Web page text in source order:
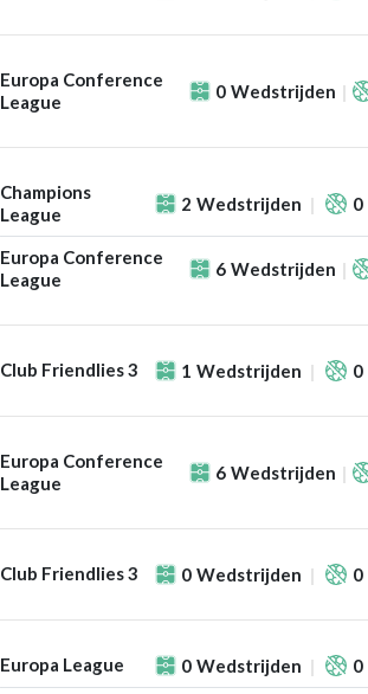
Europa Conference
League
0 Wedstrijden
Champions
League
2 Wedstrijden 0
Europa Conference
League
6 Wedstrijden
Club Friendlies 3 1 Wedstrijden 0
Europa Conference
League
6 Wedstrijden
Club Friendlies 3 0 Wedstrijden 0
Europa League 0 Wedstrijden 0